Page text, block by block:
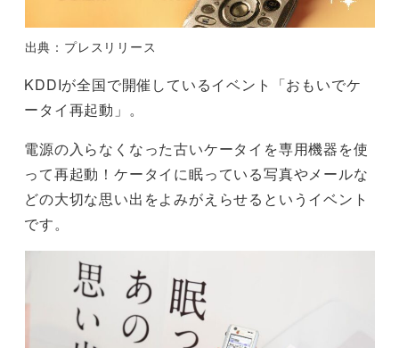
出典：プレスリリース
KDDIが全国で開催しているイベント「おもいでケ
ータイ再起動」。
電源の入らなくなった古いケータイを専用機器を使
って再起動！ケータイに眠っている写真やメールな
どの大切な思い出をよみがえらせるというイベント
です。